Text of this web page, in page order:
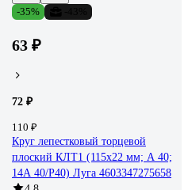
-35%
63 ₽
72 ₽
110 ₽
Круг лепестковый торцевой
плоский КЛТ1 (115х22 мм; А 40;
14А 40/Р40) Луга 4603347275658